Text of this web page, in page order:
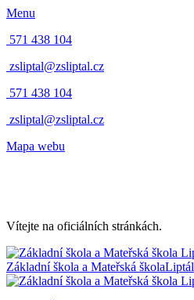
Menu
571 438 104
zsliptal@zsliptal.cz
571 438 104
zsliptal@zsliptal.cz
Mapa webu
Vítejte na oficiálních stránkách.
Základní škola a Mateřská školaLiptál